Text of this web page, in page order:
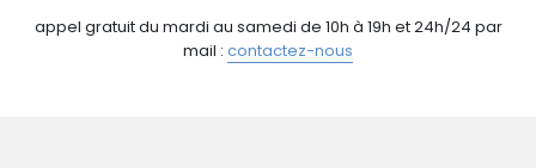
appel gratuit du mardi au samedi de 10h à 19h et 24h/24 par
mail : contactez-nous